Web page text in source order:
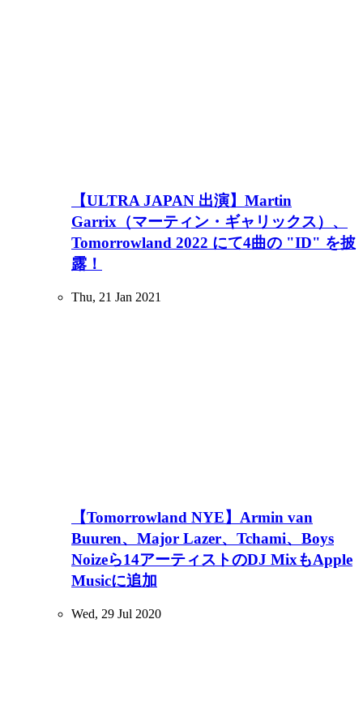
【ULTRA JAPAN 出演】Martin
Garrix（マーティン・ギャリックス）、
Tomorrowland 2022 にて4曲の "ID" を披
露！
Thu, 21 Jan 2021
【Tomorrowland NYE】Armin van
Buuren、Major Lazer、Tchami、Boys
Noizeら14アーティストのDJ MixもApple
Musicに追加
Wed, 29 Jul 2020